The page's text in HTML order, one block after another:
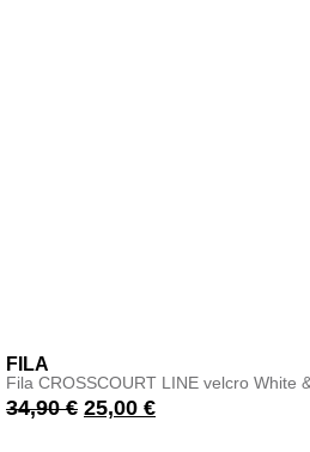
FILA
Fila CROSSCOURT LINE velcro White
34,90€ 25,00 €